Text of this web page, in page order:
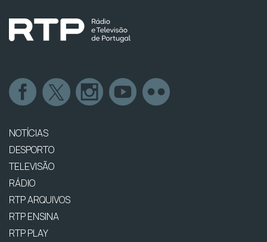
NOTÍCIAS
DESPORTO
TELEVISÃO
RÁDIO
RTP ARQUIVOS
RTP ENSINA
RTP PLAY